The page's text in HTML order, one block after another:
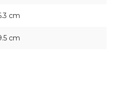
cm
cm